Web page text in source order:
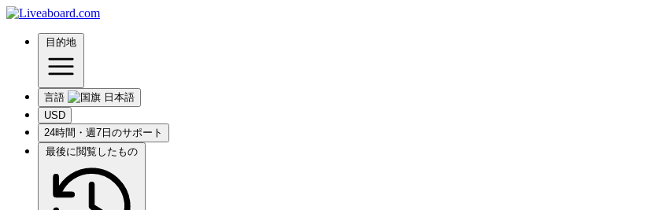
目的地
言語
USD
24時間・週7日のサポート
最後に閲覧したもの